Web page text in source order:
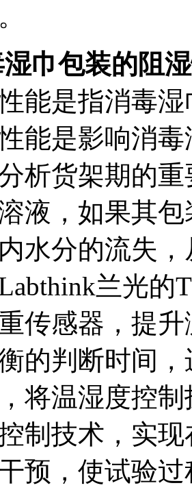
巾包装的阻
能是指消毒
能是影响消
析货架期的
液，如果其
水分的流失
兰光的
传感器，提
的判断时间
将温湿度控
制技术，实
预，使试验